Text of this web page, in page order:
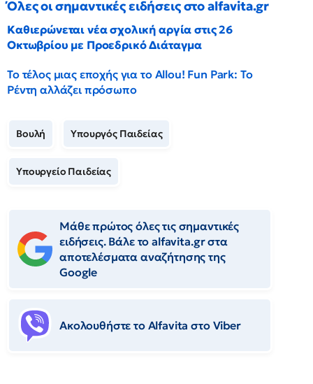
Όλες οι σημαντικές ειδήσεις στο alfavita.gr
Καθιερώνεται νέα σχολική αργία στις 26
Οκτωβρίου με Προεδρικό Διάταγμα
Το τέλος μιας εποχής για το Allou! Fun Park: Το
Ρέντη αλλάζει πρόσωπο
Βουλή Υπουργός Παιδείας
Υπουργείο Παιδείας
Μάθε πρώτος όλες τις σημαντικές
ειδήσεις. Βάλε το alfavita.gr στα
αποτελέσματα αναζήτησης της
Google
Ακολουθήστε το Αlfavita στο Viber